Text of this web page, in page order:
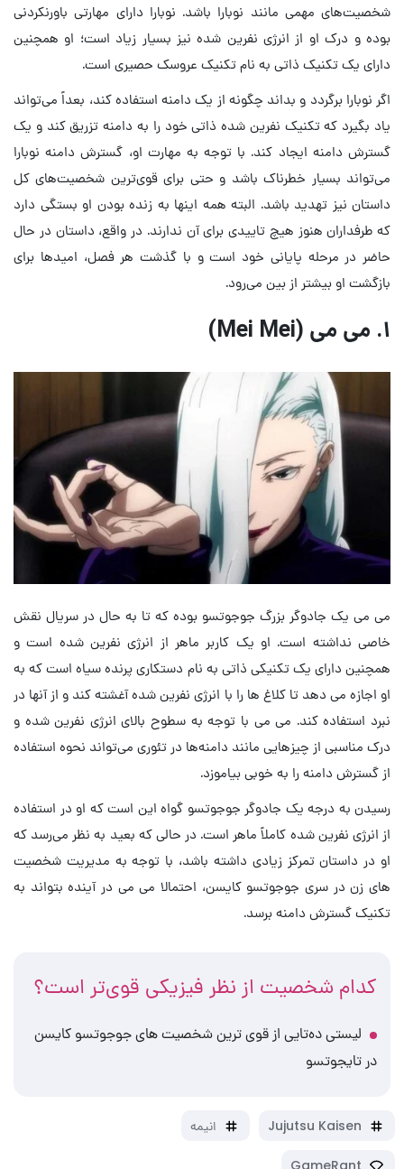
شخصیت‌های مهمی مانند نوبارا باشد. نوبارا دارای مهارتی باورنکردنی
بوده و درک او از انرژی نفرین شده نیز بسیار زیاد است؛ او همچنین
دارای یک تکنیک ذاتی به نام تکنیک عروسک حصیری است.
اگر نوبارا برگردد و بداند چگونه از یک دامنه استفاده کند، بعداً می‌تواند
یاد بگیرد که تکنیک نفرین شده ذاتی خود را به دامنه تزریق کند و یک
گسترش دامنه ایجاد کند. با توجه به مهارت او، گسترش دامنه نوبارا
می‌تواند بسیار خطرناک باشد و حتی برای قوی‌ترین شخصیت‌های کل
داستان نیز تهدید باشد. البته همه اینها به زنده بودن او بستگی دارد
که طرفداران هنوز هیچ تاییدی برای آن ندارند. در واقع، داستان در حال
حاضر در مرحله پایانی خود است و با گذشت هر فصل، امیدها برای
بازگشت او بیشتر از بین می‌رود.
۱. می می (Mei Mei)
می می یک جادوگر بزرگ جوجوتسو بوده که تا به حال در سریال نقش
خاصی نداشته است. او یک کاربر ماهر از انرژی نفرین شده است و
همچنین دارای یک تکنیکی ذاتی به نام دستکاری پرنده سیاه است که به
او اجازه می دهد تا کلاغ ها را با انرژی نفرین شده آغشته کند و از آنها در
نبرد استفاده کند. می می با توجه به سطوح بالای انرژی نفرین شده و
درک مناسبی از چیزهایی مانند دامنه‌ها در تئوری می‌تواند نحوه استفاده
از گسترش دامنه را به خوبی بیاموزد.
رسیدن به درجه یک جادوگر جوجوتسو گواه این است که او در استفاده
از انرژی نفرین شده کاملاً ماهر است. در حالی که بعید به نظر می‌رسد که
او در داستان تمرکز زیادی داشته باشد، با توجه به مدیریت شخصیت
های زن در سری جوجوتسو کایسن، احتمالا می می در آینده بتواند به
تکنیک گسترش دامنه برسد.
کدام شخصیت از نظر فیزیکی قوی‌تر است؟
لیستی ده‌تایی از قوی ترین شخصیت های جوجوتسو کایسن
در تایجوتسو
Jujutsu Kaisen انیمه
GameRant